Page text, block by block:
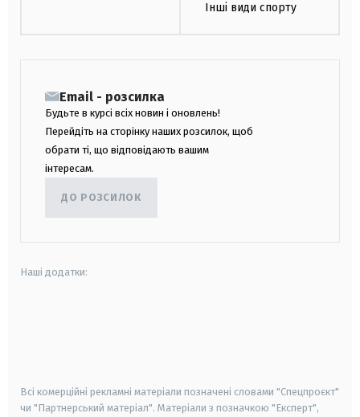
Інші види спорту
Email - розсилка
Будьте в курсі всіх новин і оновлень!
Перейдіть на сторінку наших розсилок, щоб
обрати ті, що відповідають вашим
інтересам.
ДО РОЗСИЛОК
Наші додатки:
Всі комерційні рекламні матеріали позначені словами "Спецпроєкт"
чи "Партнерський матеріал". Матеріали з позначкою "Експерт",